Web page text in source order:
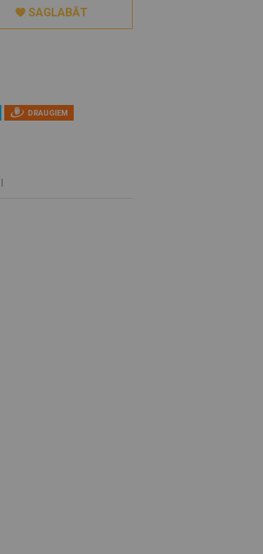
SAGLABĀT
DRAUGIEM